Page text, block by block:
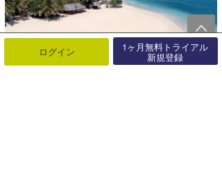
ログイン 1ヶ月無料トライアル
新規登録